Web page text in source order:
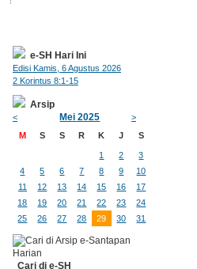
e-SH Hari Ini
Edisi Kamis, 6 Agustus 2026
2 Korintus 8:1-15
Arsip
< Mei 2025
>
M
S S R K J S
1 2
3
4
5 6 7 8 9
10
11
12 13 14 15 16
17
18
19 20 21 22 23
24
25
26 27 28 29 30 31
Cari di e-SH